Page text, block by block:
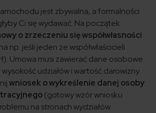
jest zbywalna, a formalności
Ci się wydawać. Na początek
o zrzeczeniu się współwłasności
np. jeśli jeden ze współwłaścicieli
Umowa musi zawierać dane osobowe
wysokość udziałów i wartość darowizny.
wniosek o wykreślenie danej osoby
(gotowy wzór wniosku
na stronach wydziałów